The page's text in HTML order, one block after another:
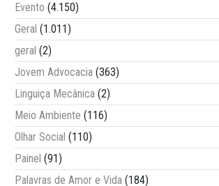
Evento (4.150)
Geral (1.011)
geral (2)
Jovem Advocacia (363)
Linguiça Mecânica (2)
Meio Ambiente (116)
Olhar Social (110)
Painel (91)
Palavras de Amor e Vida (184)